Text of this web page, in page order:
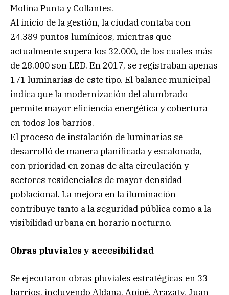
Molina Punta y Collantes.
Al inicio de la gestión, la ciudad contaba con
24.389 puntos lumínicos, mientras que
actualmente supera los 32.000, de los cuales más
de 28.000 son LED. En 2017, se registraban apenas
171 luminarias de este tipo. El balance municipal
indica que la modernización del alumbrado
permite mayor eficiencia energética y cobertura
en todos los barrios.
El proceso de instalación de luminarias se
desarrolló de manera planificada y escalonada,
con prioridad en zonas de alta circulación y
sectores residenciales de mayor densidad
poblacional. La mejora en la iluminación
contribuye tanto a la seguridad pública como a la
visibilidad urbana en horario nocturno.
Obras pluviales y accesibilidad
Se ejecutaron obras pluviales estratégicas en 33
barrios, incluyendo Aldana, Apipé, Arazaty, Juan